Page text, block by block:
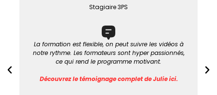
Stagiaire 3PS
La formation est flexible, on peut suivre les vidéos à
notre rythme. Les formateurs sont hyper passionnés,
ce qui rend le programme motivant.
Découvrez le témoignage complet de Julie ici.